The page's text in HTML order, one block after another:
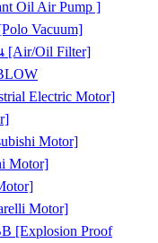
Oil Air Pump ]
Vacuum]
Oil Filter]
Electric Motor]
Motor]
Motor]
Motor]
[Explosion Proof